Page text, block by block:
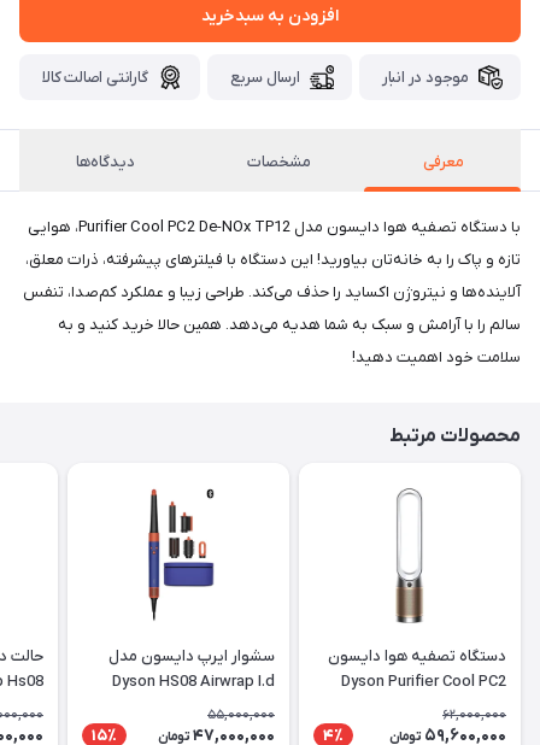
افزودن به سبدخرید
موجود در انبار ارسال سریع گارانتی اصالت کالا
معرفی مشخصات دیدگاه‌ها
با دستگاه تصفیه هوا دایسون مدل Purifier Cool PC2 De-NOx TP12، هوایی
تازه و پاک را به خانه‌تان بیاورید! این دستگاه با فیلترهای پیشرفته، ذرات معلق،
آلاینده‌ها و نیتروژن اکساید را حذف می‌کند. طراحی زیبا و عملکرد کم‌صدا، تنفس
سالم را با آرامش و سبک به شما هدیه می‌دهد. همین حالا خرید کنید و به
سلامت خود اهمیت دهید!
محصولات مرتبط
دستگاه تصفیه هوا دایسون
Dyson Purifier Cool PC2
De-NOx TP12
62,000,000
59,600,000 تومان 4٪
سشوار ایرپ دایسون مدل
Dyson HS08 Airwrap I.d
دایسون
55,000,000
47,000,000 تومان 15٪
حالت
Hs08